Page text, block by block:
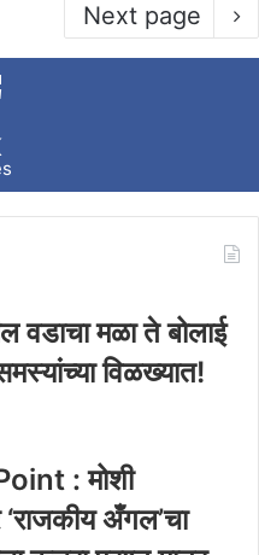
Next page
वडाचा मळा ते बोलाई
विळख्यात!
: मोशी
अँगल’चा